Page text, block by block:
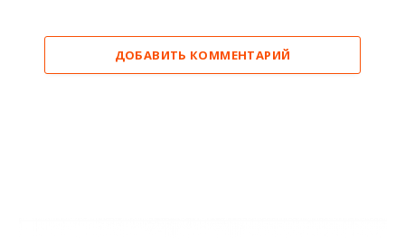
ДОБАВИТЬ КОММЕНТАРИЙ